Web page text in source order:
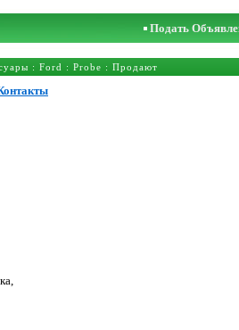
Подать
: Ford : Probe : Продают